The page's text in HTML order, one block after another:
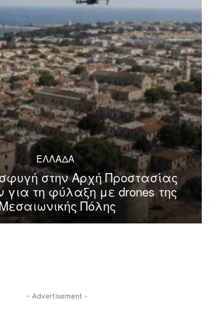
ΕΛΛΑΔΑ
στην Αρχή Προστασίας
για τη φύλαξη με drones της
Μεσαιωνικής Πόλης
- Advertisement -